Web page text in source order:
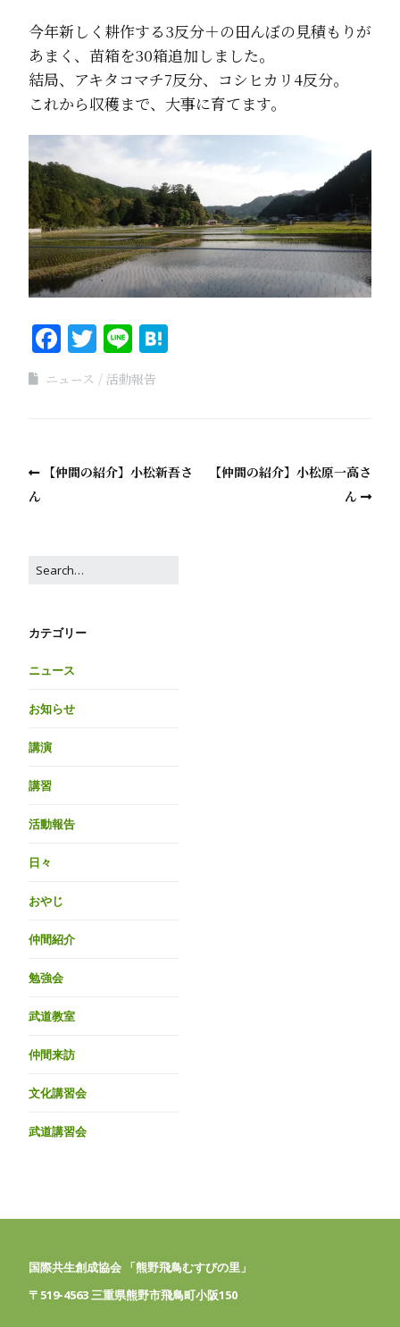
今年新しく耕作する3反分＋の田んぼの見積もりが
あまく、苗箱を30箱追加しました。
結局、アキタコマチ7反分、コシヒカリ4反分。
これから収穫まで、大事に育てます。
Facebook
Twitter
Line
ニュース 活動報告
【仲間の紹介】小松新吾さ
ん
【仲間の紹介】小松原一高さ
ん
カテゴリー
ニュース
お知らせ
講演
講習
活動報告
日々
おやじ
仲間紹介
勉強会
武道教室
仲間来訪
文化講習会
武道講習会
国際共生創成協会 「熊野飛鳥むすびの里」
〒519-4563 三重県熊野市飛鳥町小阪150